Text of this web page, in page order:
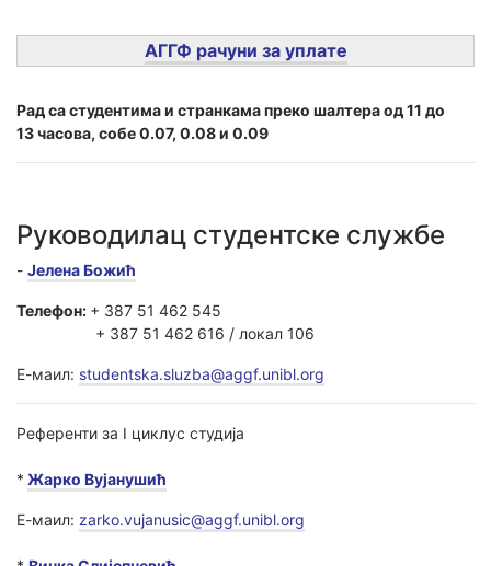
АГГФ рачуни за уплате
Рад са студентима и странкама преко шалтера од 11 до
13 часова, собе 0.07, 0.08 и 0.09
Руководилац студентске службе
- Јелена Божић
Телефон: + 387 51 462 545
+ 387 51 462 616 / локал 106
Е-маил: studentska.sluzba@aggf.unibl.org
Референти за I циклус студија
* Жарко Вујанушић
Е-маил: zarko.vujanusic@aggf.unibl.org